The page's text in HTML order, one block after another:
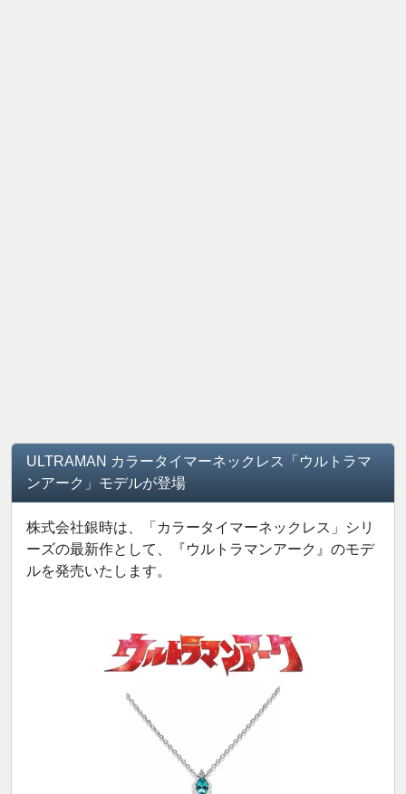
ULTRAMAN カラータイマーネックレス「ウルトラマ
ンアーク」モデルが登場
株式会社銀時は、「カラータイマーネックレス」シリ
ーズの最新作として、『ウルトラマンアーク』のモデ
ルを発売いたします。